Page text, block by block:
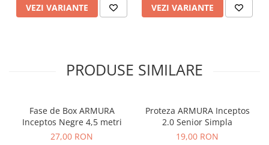
VEZI VARIANTE VEZI VARIANTE
PRODUSE SIMILARE
Fase de Box ARMURA
Inceptos Negre 4,5 metri
27,00 RON
Proteza ARMURA Inceptos
2.0 Senior Simpla
19,00 RON